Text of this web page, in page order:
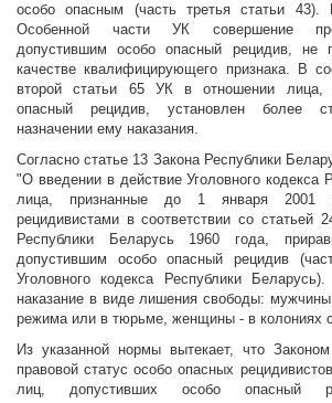
особо опасным (часть третья статьи
Особенной части УК совершение
допустившим особо опасный рецидив, не
качестве квалифицирующего признака. В
второй статьи 65 УК в отношении лица,
опасный рецидив, установлен более
назначении ему наказания.
Согласно статье 13 Закона Республики
"О введении в действие Уголовного кодекса
лица, признанные до 1 января 2001
рецидивистами в соответствии со статьей
Республики Беларусь 1960 года,
допустившим особо опасный рецидив
Уголовного кодекса Республики
наказание в виде лишения свободы:
режима или в тюрьме, женщины - в колониях
Из указанной нормы вытекает, что
правовой статус особо опасных
лиц, допустивших особо опасный